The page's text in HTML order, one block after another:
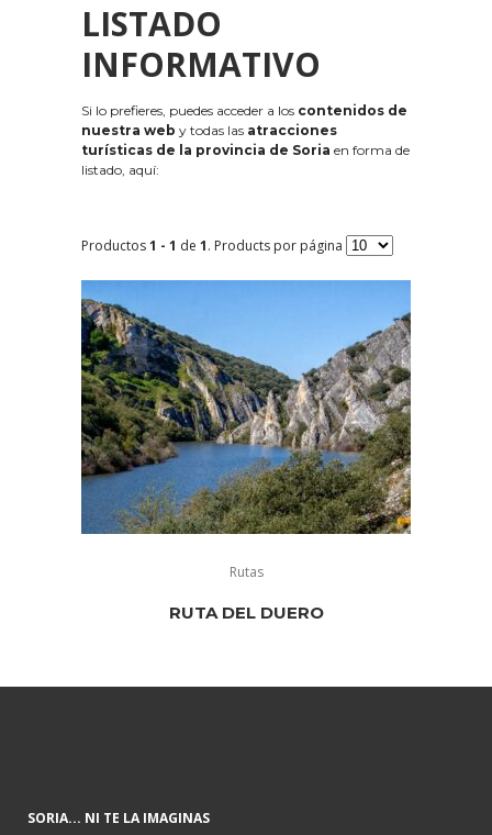
LISTADO
INFORMATIVO
Si lo prefieres, puedes acceder a los contenidos de
nuestra web y todas las atracciones
turísticas de la provincia de Soria en forma de
listado, aquí:
Productos1 - 1 de 1. Products por página
Rutas
RUTA DEL DUERO
SORIA... NI TE LA IMAGINAS